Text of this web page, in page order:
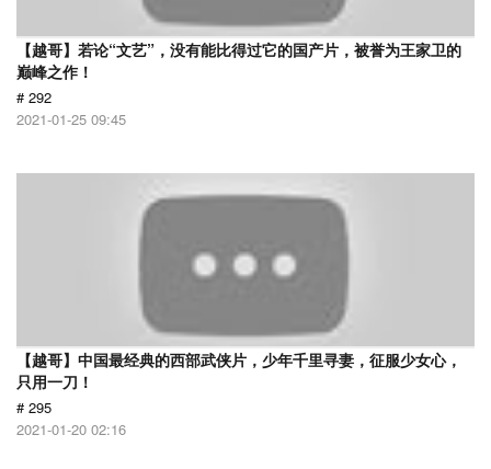
【越哥】若论“文艺”，没有能比得过它的国产片，被誉为王家卫的
巅峰之作！
# 292
2021-01-25 09:45
【越哥】中国最经典的西部武侠片，少年千里寻妻，征服少女心，
只用一刀！
# 295
2021-01-20 02:16